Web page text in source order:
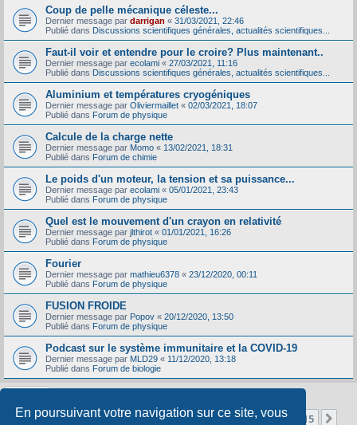
En poursuivant votre navigation sur ce site, vous
Coup de pelle mécanique céleste...
Dernier message par darrigan « 31/03/2021, 22:46
Publié dans Discussions scientifiques générales, actualités scientifiques...
Faut-il voir et entendre pour le croire? Plus maintenant..
Dernier message par ecolami « 27/03/2021, 11:16
Publié dans Discussions scientifiques générales, actualités scientifiques...
Aluminium et températures cryogéniques
Dernier message par Oliviermaillet « 02/03/2021, 18:07
Publié dans Forum de physique
Calcule de la charge nette
Dernier message par Momo « 13/02/2021, 18:31
Publié dans Forum de chimie
Le poids d'un moteur, la tension et sa puissance...
Dernier message par ecolami « 05/01/2021, 23:43
Publié dans Forum de physique
Quel est le mouvement d'un crayon en relativité
Dernier message par jlthirot « 01/01/2021, 16:26
Publié dans Forum de physique
Fourier
Dernier message par mathieu6378 « 23/12/2020, 00:11
Publié dans Forum de physique
FUSION FROIDE
Dernier message par Popov « 20/12/2020, 13:50
Publié dans Forum de physique
Podcast sur le système immunitaire et la COVID-19
Dernier message par MLD29 « 11/12/2020, 13:18
Publié dans Forum de biologie
La recherche a retourné 356 résultats Page 1sur15
1 2 3 4 5 … 15